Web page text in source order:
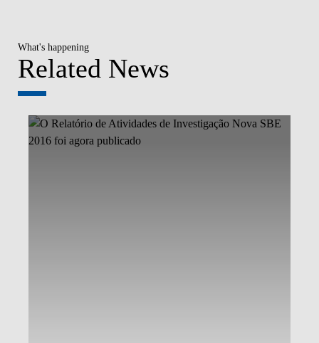
What's happening
Related News